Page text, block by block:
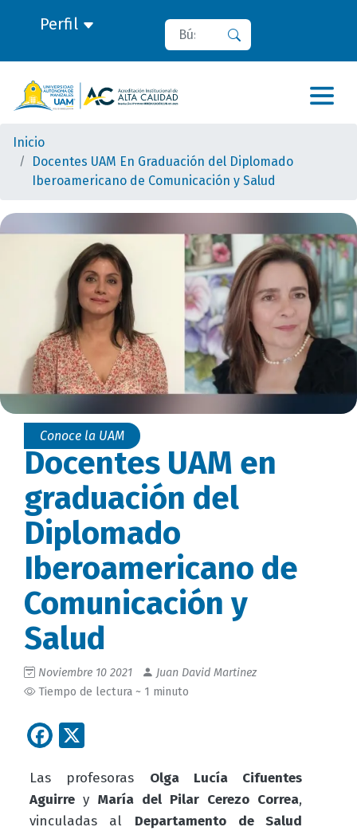
Perfil Buscar
Inicio
Docentes UAM En Graduación del Diplomado
Iberoamericano de Comunicación y Salud
Conoce la UAM
Docentes UAM en
graduación del
Diplomado
Iberoamericano de
Comunicación y
Salud
Noviembre 10 2021
Juan David Martinez
Tiempo de lectura ~ 1 minuto
Facebook
Las profesoras Olga Lucía Cifuentes
Aguirre y María del Pilar Cerezo Correa,
vinculadas al Departamento de Salud